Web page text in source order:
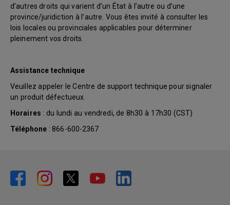
d’autres droits qui varient d’un État à l’autre ou d’une
province/juridiction à l’autre. Vous êtes invité à consulter les
lois locales ou provinciales applicables pour déterminer
pleinement vos droits.
Assistance technique
Veuillez appeler le Centre de support technique pour signaler
un produit défectueux.
Horaires : du lundi au vendredi, de 8h30 à 17h30 (CST)
Téléphone : 866-600-2367